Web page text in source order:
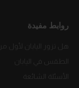
روابط مفيدة